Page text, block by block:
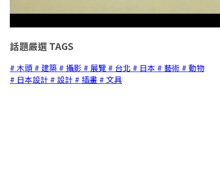
話題嚴選 TAGS
# 木頭 # 建築 # 攝影 # 展覽 # 台北 # 日本 # 藝術 # 動物
# 日本設計 # 設計 # 插畫 # 文具